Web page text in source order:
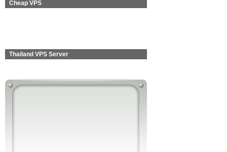
Cheap VPS
Thailand VPS Server